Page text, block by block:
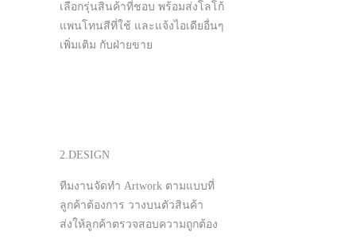
เลือกรุ่นสินค้าที่ชอบ พร้อมส่งโลโก้
แพนโทนสีที่ใช้ และแจ้งไอเดียอื่นๆ
เพิ่มเติม กับฝ่ายขาย
2.DESIGN
ทีมงานจัดทำ Artwork ตามแบบที่
ลูกค้าต้องการ วางบนตัวสินค้า
ส่งให้ลูกค้าตรวจสอบความถูกต้อง